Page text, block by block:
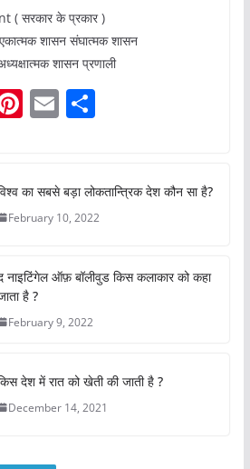
( सरकार के प्रकार )
शासन संघात्मक शासन
शासन प्रणाली
Pi
e
st
E
l
S
e
का सबसे बड़ा लोकतान्त्रिक देश कौन सा है?
February 10, 2022
नाइटिंगेल ऑफ़ बॉलीवुड किस कलाकार को कहा
है ?
February 9, 2022
देश में रात को खेती की जाती है ?
December 14, 2021